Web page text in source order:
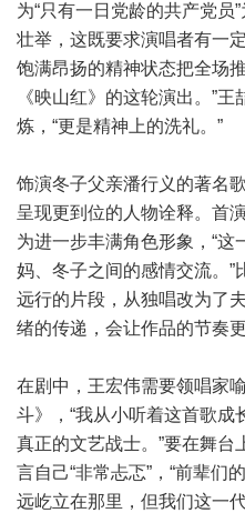
为“只有一日党龄的共产党员
壮举，这既要求演唱者有一
饱满昂扬的精神状态把全场
《映山红》的这轮演出。”
炼，“更是精神上的洗礼。”
饰演冬子父亲潘行义的著名
呈现更到位的人物诠释。首
为进一步丰满角色形象，“
妈、冬子之间的感情交流。”
远行的片段，从独唱改为了
绪的传递，会让作品的节奏
在剧中，王宏伟需要领唱家
斗》，“我从小听着这首歌成
真正的文艺战士。”要在舞台
言自己“非常忐忑”，“前辈们
远屹立在那里，但我们这一